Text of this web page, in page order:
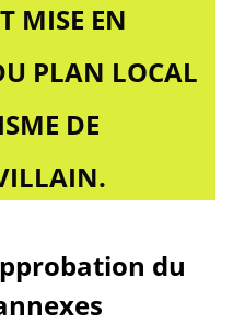
MISE EN
PLAN LOCAL
DE
du